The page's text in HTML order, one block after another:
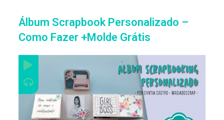
Álbum Scrapbook Personalizado –
Como Fazer +Molde Grátis